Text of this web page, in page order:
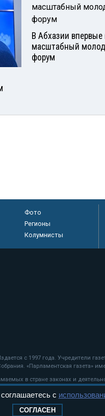
В Абхазии впервые
масштабный
форум
Фото
Регионы
Колумнисты
с 1997 года. Учредители
«Парламентская газета»
в стране законах и
с
СОГЛАСЕН